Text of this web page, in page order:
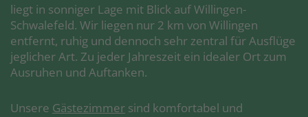
liegt in sonniger Lage mit Blick auf Willingen-
Schwalefeld. Wir liegen nur 2 km von Willingen
entfernt, ruhig und dennoch sehr zentral für Ausflüge
jeglicher Art. Zu jeder Jahreszeit ein idealer Ort zum
Ausruhen und Auftanken.
Unsere Gästezimmer sind komfortabel und